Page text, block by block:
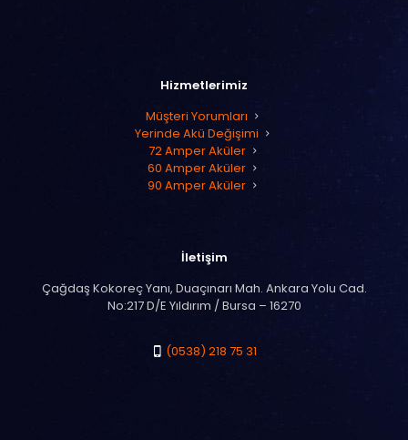
Hizmetlerimiz
Müşteri Yorumları
Yerinde Akü Değişimi
72 Amper Aküler
60 Amper Aküler
90 Amper Aküler
İletişim
Çağdaş Kokoreç Yanı, Duaçınarı Mah. Ankara Yolu Cad.
No:217 D/E Yıldırım / Bursa – 16270
(0538) 218 75 31